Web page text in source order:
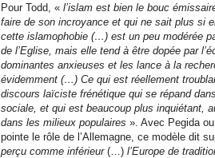
Pour Todd, « l’islam est bien le bouc
faire de son incroyance et qui ne sait plus si
cette islamophobie (…) est un peu modérée
de l’Eglise, mais elle tend à être dopée par
dominantes anxieuses et les lance à la
évidemment (…) Ce qui est réellement
discours laïciste frénétique qui se répand
sociale, et qui est beaucoup plus inquiétant,
dans les milieux populaires ». Avec Pegida
pointe le rôle de l’Allemagne, ce modèle dit
perçu comme inférieur (…) l’Europe de